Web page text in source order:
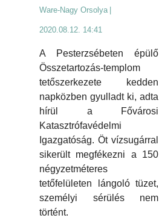
Ware-Nagy Orsolya
2020.08.12. 14:41
A Pesterzsébeten épülő
Összetartozás-templom
tetőszerkezete kedden
napközben gyulladt ki, adta
hírül a Fővárosi
Katasztrófavédelmi
Igazgatóság. Öt vízsugárral
sikerült megfékezni a 150
négyzetméteres
tetőfelületen lángoló tüzet,
személyi sérülés nem
történt.